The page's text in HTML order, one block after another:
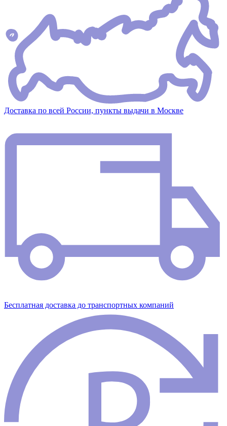
Доставка по всей России, пункты выдачи в Москве
Бесплатная доставка до транспортных компаний